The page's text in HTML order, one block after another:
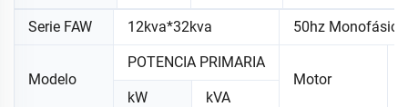
Serie FAW 12kva*32kva 50hz Monofásico
Modelo
POTENCIA PRIMARIA
Motor
kW
kVA